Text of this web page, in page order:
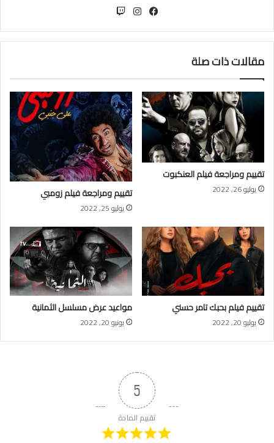
فيسبوكانستقرام
مقالات ذات صلة
تقييم ومراجعة فيلم العنكبوت
يوليو 26, 2022 تقييم ومراجعة فيلم زومبي
يوليو 25, 2022
تقييم فيلم بحبك تامر حسني
يوليو 20, 2022
مواعيد عرض مسلسل الثمانية
يونيو 20, 2022
5
تقييم المادة